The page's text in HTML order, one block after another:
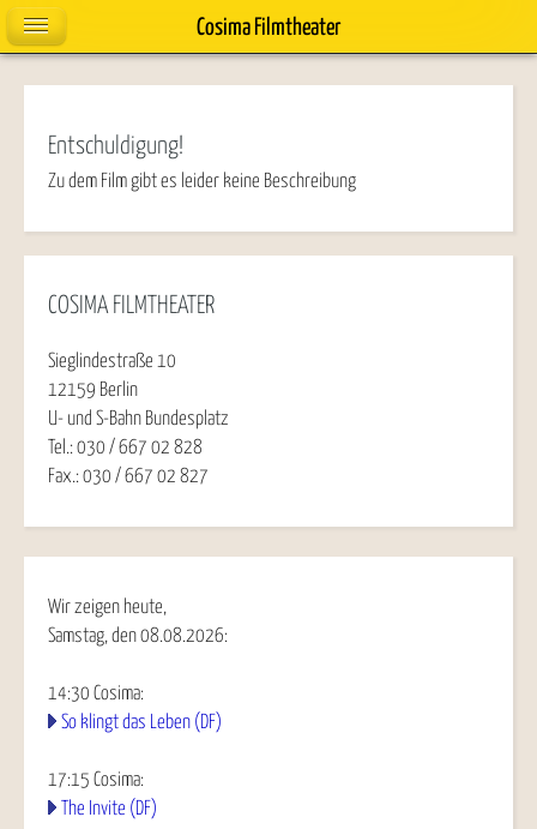
COSIMA FILMTHEATER
Sieglindestraße 10
12159 Berlin
U- und S-Bahn Bundesplatz
Tel.: 030 / 667 02 828
Fax.: 030 / 667 02 827
Wir zeigen heute,
Samstag, den 08.08.2026:
14:30 Cosima:
So klingt das Leben (DF)
17:15 Cosima:
The Invite (DF)
Entschuldigung!
Zu dem Film gibt es leider keine Beschreibung
Cosima Filmtheater